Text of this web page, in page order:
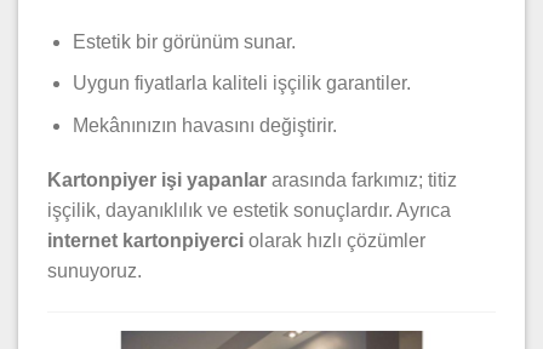
Estetik bir görünüm sunar.
Uygun fiyatlarla kaliteli işçilik garantiler.
Mekânınızın havasını değiştirir.
Kartonpiyer işi yapanlar arasında farkımız; titiz
işçilik, dayanıklılık ve estetik sonuçlardır. Ayrıca
internet kartonpiyerci olarak hızlı çözümler
sunuyoruz.